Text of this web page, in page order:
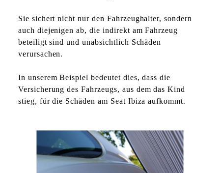
Sie sichert nicht nur den Fahrzeughalter, sondern
auch diejenigen ab, die indirekt am Fahrzeug
beteiligt sind und unabsichtlich Schäden
verursachen.
In unserem Beispiel bedeutet dies, dass die
Versicherung des Fahrzeugs, aus dem das Kind
stieg, für die Schäden am Seat Ibiza aufkommt.